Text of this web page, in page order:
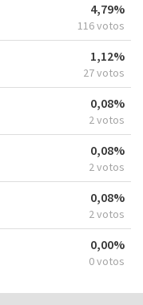
4,79%
116 votos
1,12%
27 votos
0,08%
2 votos
0,08%
2 votos
0,08%
2 votos
0,00%
0 votos